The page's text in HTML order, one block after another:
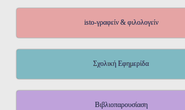
isto-γραφείν & φιλολογείν
Σχολική Εφημερίδα
Βιβλιοπαρουσίαση